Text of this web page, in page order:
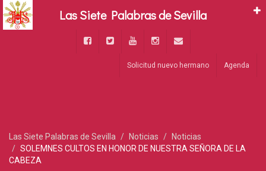
Solicitud nuevo hermano Agenda
Las Siete Palabras de Sevilla Noticias
Noticias
SOLEMNES CULTOS EN HONOR DE NUESTRA SEÑORA DE LA
CABEZA
Las Siete Palabras de Sevilla